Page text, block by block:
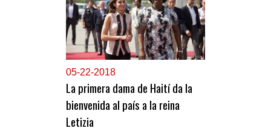
05-22-2018
La primera dama de Haití da la
bienvenida al país a la reina
Letizia